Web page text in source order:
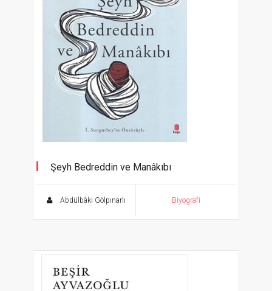
Şeyh Bedreddin ve Manâkıbı
Önsözüyle
Abdülbâki Gölpınarlı Biyografi